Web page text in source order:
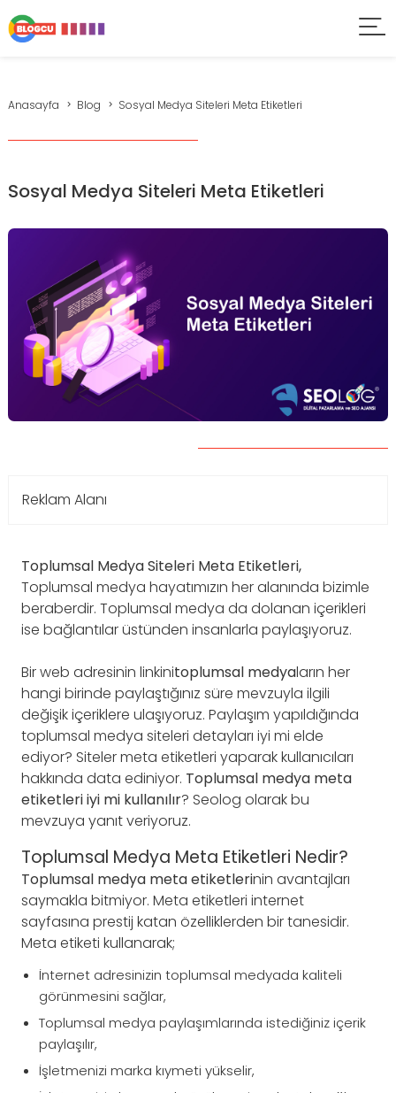
Anasayfa Blog Sosyal Medya Siteleri Meta Etiketleri
Sosyal Medya Siteleri Meta Etiketleri
Reklam Alanı
Toplumsal Medya Siteleri Meta Etiketleri,
Toplumsal medya hayatımızın her alanında bizimle
beraberdir. Toplumsal medya da dolanan içerikleri
ise bağlantılar üstünden insanlarla paylaşıyoruz.
Bir web adresinin linkinitoplumsal medyaların her
hangi birinde paylaştığınız süre mevzuyla ilgili
değişik içeriklere ulaşıyoruz. Paylaşım yapıldığında
toplumsal medya siteleri detayları iyi mi elde
ediyor? Siteler meta etiketleri yaparak kullanıcıları
hakkında data ediniyor. Toplumsal medya meta
etiketleri iyi mi kullanılır? Seolog olarak bu
mevzuya yanıt veriyoruz.
Toplumsal Medya Meta Etiketleri Nedir?
Toplumsal medya meta etiketlerinin avantajları
saymakla bitmiyor. Meta etiketleri internet
sayfasına prestij katan özelliklerden bir tanesidir.
Meta etiketi kullanarak;
İnternet adresinizin toplumsal medyada kaliteli
görünmesini sağlar,
Toplumsal medya paylaşımlarında istediğiniz içerik
paylaşılır,
İşletmenizi marka kıymeti yükselir,